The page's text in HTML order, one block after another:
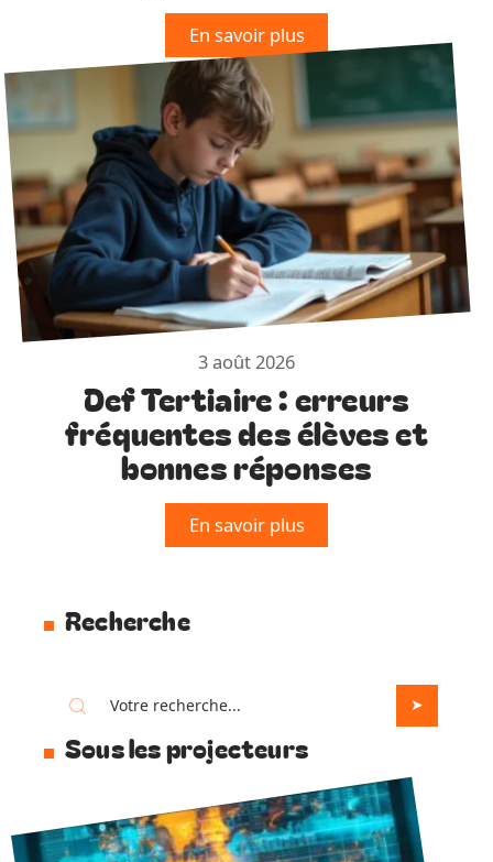
En savoir plus
3 août 2026
Def Tertiaire : erreurs
fréquentes des élèves et
bonnes réponses
En savoir plus
Recherche
Sous les projecteurs